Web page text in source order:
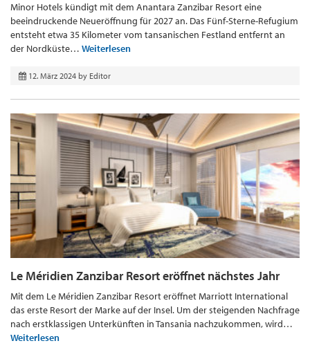
Minor Hotels kündigt mit dem Anantara Zanzibar Resort eine
beeindruckende Neueröffnung für 2027 an. Das Fünf-Sterne-Refugium
entsteht etwa 35 Kilometer vom tansanischen Festland entfernt an
der Nordküste… Weiterlesen
12. März 2024 by Editor
Le Méridien Zanzibar Resort eröffnet nächstes Jahr
Mit dem Le Méridien Zanzibar Resort eröffnet Marriott International
das erste Resort der Marke auf der Insel. Um der steigenden Nachfrage
nach erstklassigen Unterkünften in Tansania nachzukommen, wird…
Weiterlesen